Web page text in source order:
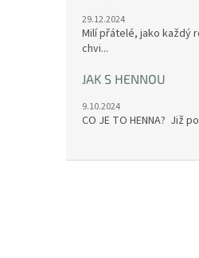
29.12.2024
Milí přátelé, jako každý
chvi...
JAK S HENNOU
9.10.2024
CO JE TO HENNA? Již